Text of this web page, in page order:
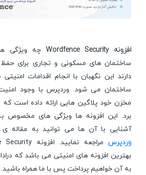
افزونه Wordfence Security
چه ویژگی
ساختمان های مسکونی و تجاری برای حفظ
دارند این نگهبان با انجام اقدامات
ساختمان می شود. وردپرس با وجود امنیت
مخزن خود پلاگین هایی ارائه داده است که
برد. این افزونه ها ویژگی های مخصوص به
آشنایی با آن ها می توانید به مقاله ی
وردپرس
بهترین افزونه های امنیتی می باشد که
به آن خواهیم پرداخت پس با ما همراه باشید.